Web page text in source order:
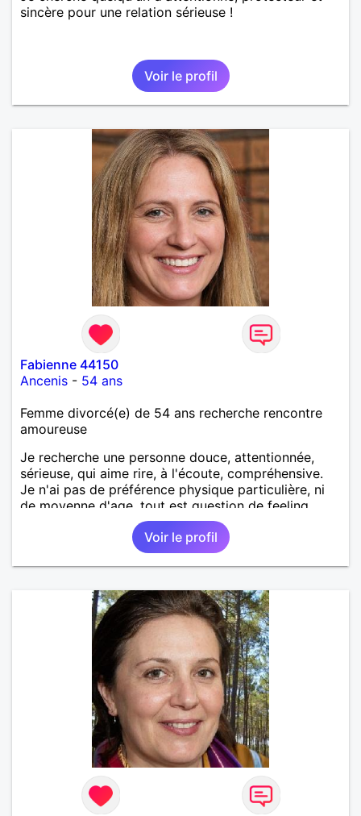
sincère pour une relation sérieuse !
Voir le profil
Fabienne 44150
Ancenis - 54 ans
Femme divorcé(e) de 54 ans recherche rencontre
amoureuse
Je recherche une personne douce, attentionnée,
sérieuse, qui aime rire, à l'écoute, compréhensive.
Je n'ai pas de préférence physique particulière, ni
de moyenne d'age, tout est question de feeling.
Voir le profil